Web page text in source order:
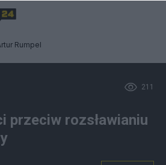
Rumpel
211
przeciw rozsławianiu